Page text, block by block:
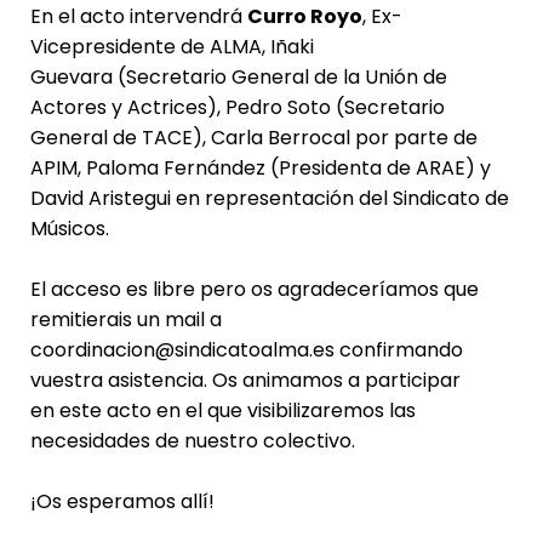
En el acto intervendrá Curro Royo, Ex-
Vicepresidente de ALMA, Iñaki
Guevara (Secretario General de la Unión de
Actores y Actrices), Pedro Soto (Secretario
General de TACE), Carla Berrocal por parte de
APIM, Paloma Fernández (Presidenta de ARAE) y
David Aristegui en representación del Sindicato de
Músicos.
El acceso es libre pero os agradeceríamos que
remitierais un mail a
coordinacion@sindicatoalma.es confirmando
vuestra asistencia. Os animamos a participar
en este acto en el que visibilizaremos las
necesidades de nuestro colectivo.
¡Os esperamos allí!